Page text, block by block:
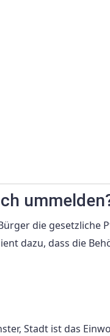
die gesetzliche
dazu, dass die
Stadt ist das